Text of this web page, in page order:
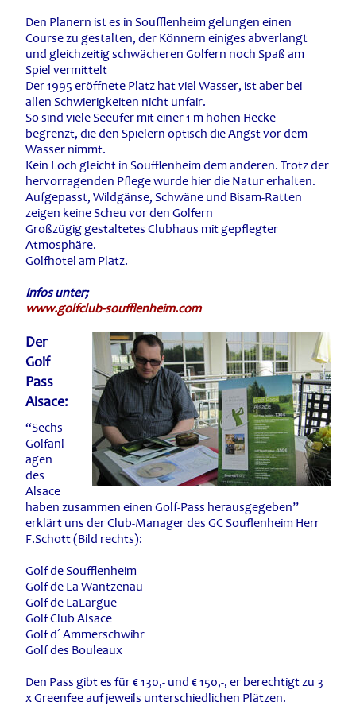
Den Planern ist es in Soufflenheim gelungen einen
Course zu gestalten, der Könnern einiges abverlangt
und gleichzeitig schwächeren Golfern noch Spaß am
Spiel vermittelt
Der 1995 eröffnete Platz hat viel Wasser, ist aber bei
allen Schwierigkeiten nicht unfair.
So sind viele Seeufer mit einer 1 m hohen Hecke
begrenzt, die den Spielern optisch die Angst vor dem
Wasser nimmt.
Kein Loch gleicht in Soufflenheim dem anderen. Trotz der
hervorragenden Pflege wurde hier die Natur erhalten.
Aufgepasst, Wildgänse, Schwäne und Bisam-Ratten
zeigen keine Scheu vor den Golfern
Großzügig gestaltetes Clubhaus mit gepflegter
Atmosphäre.
Golfhotel am Platz.
Infos unter;
www.golfclub-soufflenheim.com
Der
Golf
Pass
Alsace:
“Sechs
Golfanl
agen
des
Alsace
haben zusammen einen Golf-Pass herausgegeben”
erklärt uns der Club-Manager des GC Souflenheim Herr
F.Schott (Bild rechts):
Golf de Soufflenheim
Golf de La Wantzenau
Golf de LaLargue
Golf Club Alsace
Golf d´ Ammerschwihr
Golf des Bouleaux
Den Pass gibt es für € 130,- und € 150,-, er berechtigt zu 3
x Greenfee auf jeweils unterschiedlichen Plätzen.